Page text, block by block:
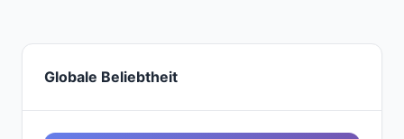
Globale Beliebtheit